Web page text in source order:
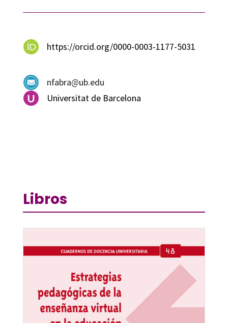
https://orcid.org/0000-0003-1177-5031
nfabra@ub.edu
Universitat de Barcelona
Libros